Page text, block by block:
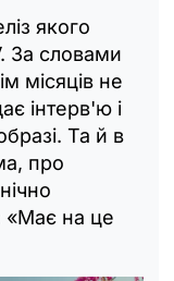
якого
За словами
місяців не
інтерв'ю і
Та й в
про
«Має на це